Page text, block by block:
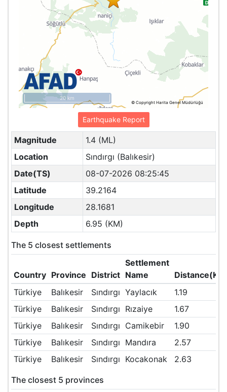
© Copyright Harita Genel Müdürlüğü
20 km
Earthquake Report
Magnitude
1.4 (ML)
Location
Sındırgı (Balıkesir)
Date(TS)
08-07-2026 08:25:45
Latitude
39.2164
Longitude
28.1681
Depth
6.95 (KM)
The 5 closest settlements
Country Province District
Settlement
Name
Türkiye
Balıkesir Sındırgı Yaylacık
1.19
Türkiye
Balıkesir Sındırgı Rızaiye
1.67
Türkiye
Balıkesir Sındırgı Camikebir
1.90
Türkiye
Balıkesir Sındırgı Mandıra
2.57
Türkiye
Balıkesir Sındırgı Kocakonak 2.63
The closest 5 provinces